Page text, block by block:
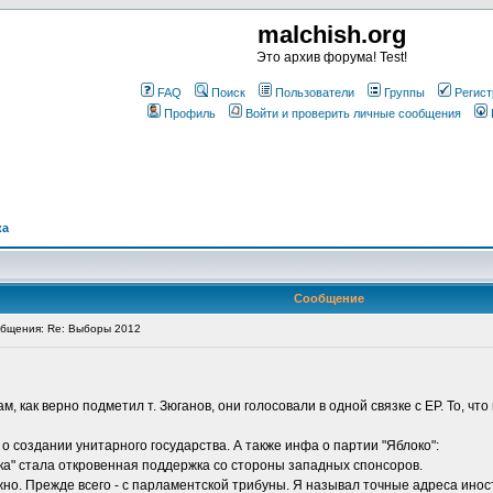
malchish.org
Это архив форума! Test!
FAQ Поиск Пользователи Группы
Профиль
Войти и проверить личные сообщения
Сообщение
Re: Выборы 2012
верно подметил т. Зюганов, они голосовали в одной связке с ЕР. То,
унитарного государства. А также инфа о партии "Яблоко":
стала откровенная поддержка со стороны западных спонсоров.
Прежде всего - с парламентской трибуны. Я называл точные адреса